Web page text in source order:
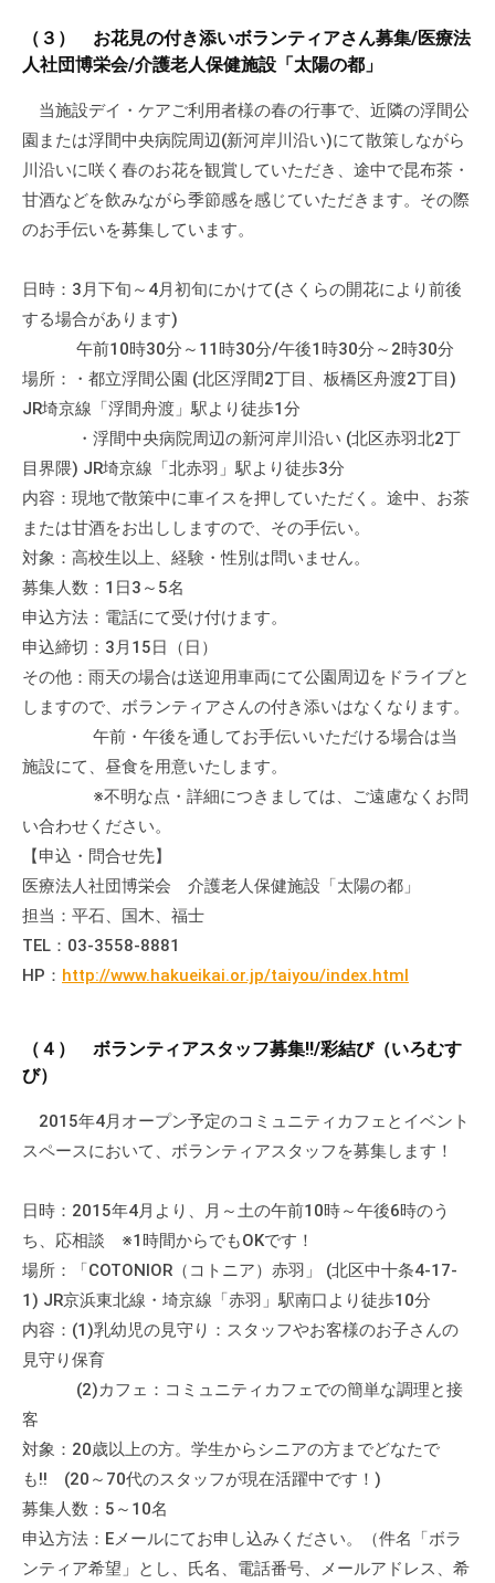
こ
な
い
ま
す
。
所
は
1
階
で
す
。
（３） お花見の付き添いボランティアさん募集/医療法
人社団博栄会/介護老人保健施設「太陽の都」
当施設デイ・ケアご利用者様の春の行事で、近隣の浮間公
園または浮間中央病院周辺(新河岸川沿い)にて散策しながら
川沿いに咲く春のお花を観賞していただき、途中で昆布茶・
甘酒などを飲みながら季節感を感じていただきます。その際
のお手伝いを募集しています。
日時：3月下旬～4月初旬にかけて(さくらの開花により前後
する場合があります)
午前10時30分～11時30分/午後1時30分～2時30分
場所：・都立浮間公園 (北区浮間2丁目、板橋区舟渡2丁目)
JR埼京線「浮間舟渡」駅より徒歩1分
・浮間中央病院周辺の新河岸川沿い (北区赤羽北2丁
目界隈) JR埼京線「北赤羽」駅より徒歩3分
内容：現地で散策中に車イスを押していただく。途中、お茶
または甘酒をお出ししますので、その手伝い。
対象：高校生以上、経験・性別は問いません。
募集人数：1日3～5名
申込方法：電話にて受け付けます。
申込締切：3月15日（日）
その他：雨天の場合は送迎用車両にて公園周辺をドライブと
しますので、ボランティアさんの付き添いはなくなります。
午前・午後を通してお手伝いいただける場合は当
施設にて、昼食を用意いたします。
※不明な点・詳細につきましては、ご遠慮なくお問
い合わせください。
【申込・問合せ先】
医療法人社団博栄会 介護老人保健施設「太陽の都」
担当：平石、国木、福士
TEL：03-3558-8881
HP： http://www.hakueikai.or.jp/taiyou/index.html
（４） ボランティアスタッフ募集!!/彩結び（いろむす
び）
2015年4月オープン予定のコミュニティカフェとイベント
スペースにおいて、ボランティアスタッフを募集します！
日時：2015年4月より、月～土の午前10時～午後6時のう
ち、応相談 ※1時間からでもOKです！
場所：「COTONIOR（コトニア）赤羽」 (北区中十条4-17-
1) JR京浜東北線・埼京線「赤羽」駅南口より徒歩10分
内容：(1)乳幼児の見守り：スタッフやお客様のお子さんの
見守り保育
(2)カフェ：コミュニティカフェでの簡単な調理と接
客
対象：20歳以上の方。学生からシニアの方までどなたで
も!! (20～70代のスタッフが現在活躍中です！)
募集人数：5～10名
申込方法：Eメールにてお申し込みください。（件名「ボラ
ンティア希望」とし、氏名、電話番号、メールアドレス、希